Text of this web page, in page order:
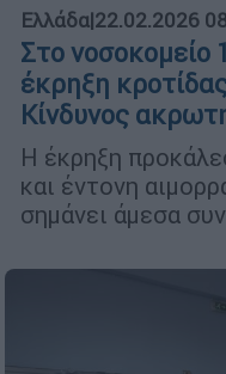
Ελλάδα|22.02.2026
Στο νοσοκομείο
έκρηξη
Κίνδυνος
Η έκρηξη
και έντονη
σημάνει άμεσα